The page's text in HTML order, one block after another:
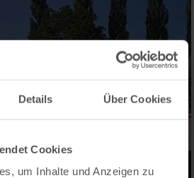
Details Über Cookies
Cookies
um Inhalte und Anzeigen zu